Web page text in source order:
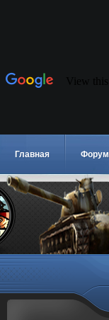
Главная Форум